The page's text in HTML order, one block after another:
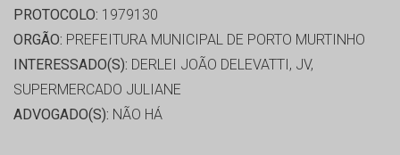
PROTOCOLO: 1979130
ORGÃO: PREFEITURA MUNICIPAL DE PORTO MURTINHO
INTERESSADO(S): DERLEI JOÃO DELEVATTI, JV,
SUPERMERCADO JULIANE
ADVOGADO(S): NÃO HÁ